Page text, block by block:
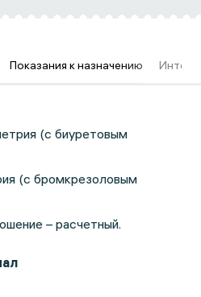
Показания к назначению
(с биуретовым
(с бромкрезоловым
– расчетный.